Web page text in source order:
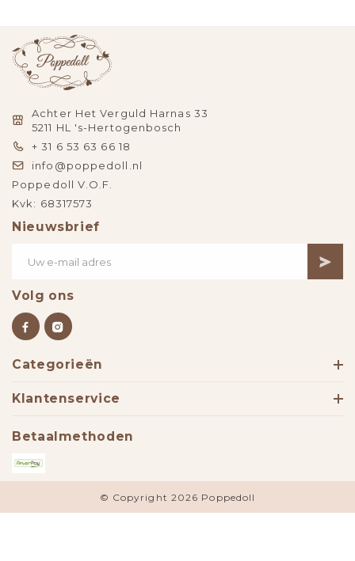
Achter Het Verguld Harnas 33
5211 HL 's-Hertogenbosch
+ 31 6 53 63 66 18
info@poppedoll.nl
Poppedoll V.O.F.
Kvk: 68317573
Nieuwsbrief
Volg ons
Categorieën
Klantenservice
Betaalmethoden
© Copyright 2026 Poppedoll